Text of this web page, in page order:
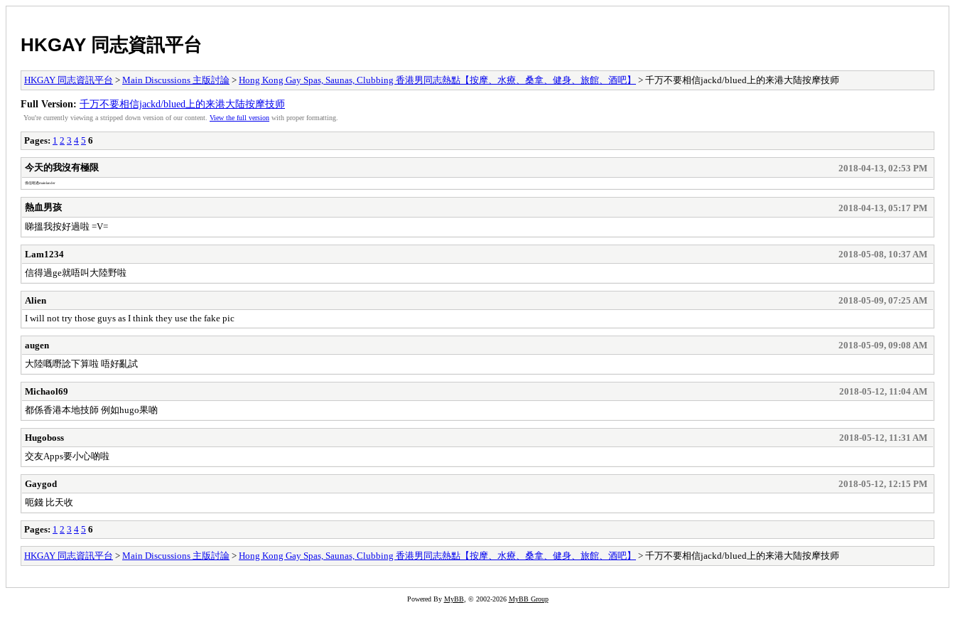
HKGAY 同志資訊平台
HKGAY 同志資訊平台 > Main Discussions 主版討論 > Hong Kong Gay Spas, Saunas, Clubbing 香港男同志熱點【按摩、水療、桑拿、健身、旅館、酒吧】 > 千万不要相信jackd/blued上的来港大陆按摩技师
Full Version: 千万不要相信jackd/blued上的来港大陆按摩技师
You're currently viewing a stripped down version of our content. View the full version with proper formatting.
Pages: 1 2 3 4 5 6
今天的我沒有極限 2018-04-13, 02:53 PM
係信唔過mainlander
熱血男孩
2018-04-13, 05:17 PM
睇搵我按好過啦 =V=
Lam1234
2018-05-08, 10:37 AM
信得過ge就唔叫大陸野啦
Alien
2018-05-09, 07:25 AM
I will not try those guys as I think they use the fake pic
augen
2018-05-09, 09:08 AM
大陸嘅嘢諗下算啦 唔好亂試
Michaol69
2018-05-12, 11:04 AM
都係香港本地技師 例如hugo果啲
Hugoboss
2018-05-12, 11:31 AM
交友Apps要小心啲啦
Gaygod
2018-05-12, 12:15 PM
呃錢 比天收
Pages: 1 2 3 4 5 6
HKGAY 同志資訊平台 > Main Discussions 主版討論 > Hong Kong Gay Spas, Saunas, Clubbing 香港男同志熱點【按摩、水療、桑拿、健身、旅館、酒吧】 > 千万不要相信jackd/blued上的来港大陆按摩技师
Powered By MyBB, © 2002-2026 MyBB Group